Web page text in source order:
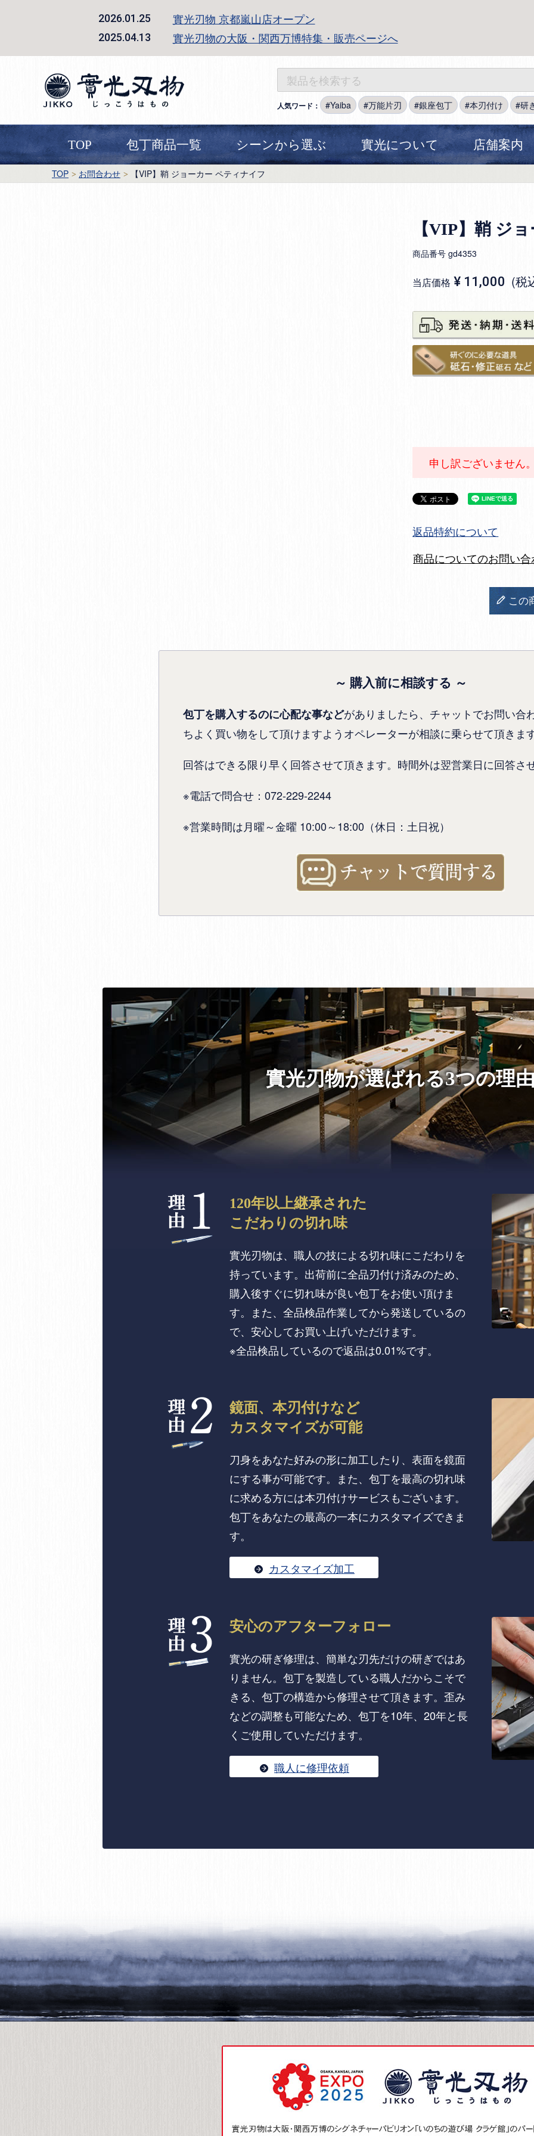
2026.01.25 實光刃物 京都嵐山店オープン
2025.04.13 實光刃物の大阪・関西万博特集・販売ページへ
人気ワード： Yaiba 万能片刃 銀座包丁 本刃付け 研
TOP 包丁商品一覧 シーンから選ぶ 實光について 店舗案内
TOP お問合わせ 【VIP】鞘 ジョーカー ペティナイフ
【VIP】鞘 ジ
商品番号 gd4353
当店価格 ¥ 11,000 税
申し訳ございません
返品特約について
商品についてのお問い
この
～ 購入前に相談する ～
包丁を購入するのに心配な事などがありましたら、チャットでお問い合
ちよく買い物をして頂けますようオペレーターが相談に乗らせて頂きま
回答はできる限り早く回答させて頂きます。時間外は翌営業日に回答さ
※電話で問合せ：072-229-2244
※営業時間は月曜～金曜 10:00～18:00（休日：土日祝）
實光刃物が選ばれる3つの理
120年以上継承された
こだわりの切れ味
實光刃物は、職人の技による切れ味にこだわりを
持っています。出荷前に全品刃付け済みのため、
購入後すぐに切れ味が良い包丁をお使い頂けま
す。また、全品検品作業してから発送しているの
で、安心してお買い上げいただけます。
※全品検品しているので返品は0.01%です。
鏡面、本刃付けなど
カスタマイズが可能
刀身をあなた好みの形に加工したり、表面を鏡面
にする事が可能です。また、包丁を最高の切れ味
に求める方には本刃付けサービスもございます。
包丁をあなたの最高の一本にカスタマイズできま
す。
カスタマイズ加工
安心のアフターフォロー
實光の研ぎ修理は、簡単な刃先だけの研ぎではあ
りません。包丁を製造している職人だからこそで
きる、包丁の構造から修理させて頂きます。歪み
などの調整も可能なため、包丁を10年、20年と長
くご使用していただけます。
職人に修理依頼